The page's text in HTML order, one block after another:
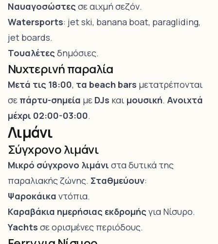
Ναυαγοσώστες σε αιχμή σεζόν.
Watersports: jet ski, banana boat, paragliding,
jet boards.
Τουαλέτες δημόσιες.
Νυχτερινή παραλία
Μετά τις 18:00, τα beach bars μετατρέπονται
σε πάρτυ-σημεία με DJs και μουσική. Ανοιχτά
μέχρι 02:00-03:00.
Λιμάνι
Σύγχρονο λιμάνι
Μικρό σύγχρονο λιμάνι στα δυτικά της
παραλιακής ζώνης. Σταθμεύουν:
Ψαροκάικα ντόπια.
Καραβάκια ημερήσιας εκδρομής για Νίσυρο.
Yachts σε ορισμένες περιόδους.